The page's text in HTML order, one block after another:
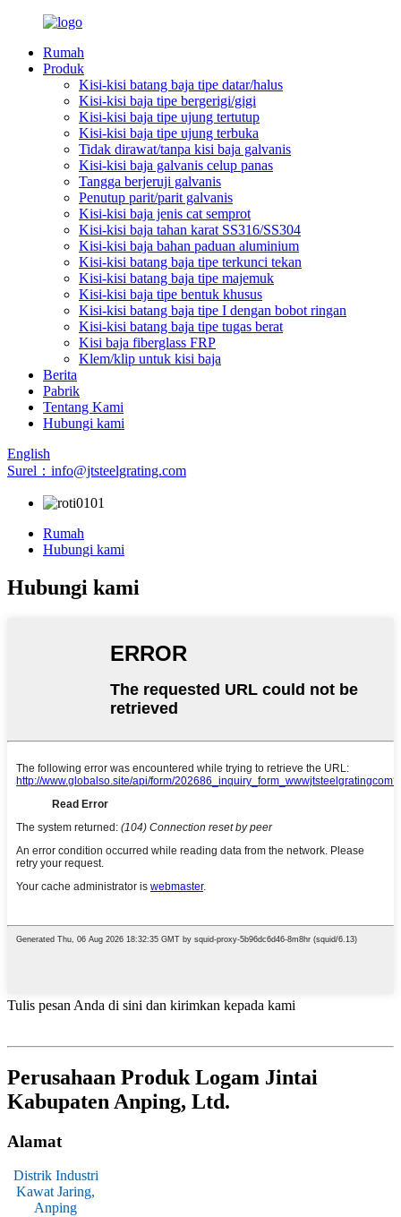
Rumah
Produk
Kisi-kisi batang baja tipe datar/halus
Kisi-kisi baja tipe bergerigi/gigi
Kisi-kisi baja tipe ujung tertutup
Kisi-kisi baja tipe ujung terbuka
Tidak dirawat/tanpa kisi baja galvanis
Kisi-kisi baja galvanis celup panas
Tangga berjeruji galvanis
Penutup parit/parit galvanis
Kisi-kisi baja jenis cat semprot
Kisi-kisi baja tahan karat SS316/SS304
Kisi-kisi baja bahan paduan aluminium
Kisi-kisi batang baja tipe terkunci tekan
Kisi-kisi batang baja tipe majemuk
Kisi-kisi baja tipe bentuk khusus
Kisi-kisi batang baja tipe I dengan bobot ringan
Kisi-kisi batang baja tipe tugas berat
Kisi baja fiberglass FRP
Klem/klip untuk kisi baja
Berita
Pabrik
Tentang Kami
Hubungi kami
English
Surel：info@jtsteelgrating.com
Rumah
Hubungi kami
Hubungi kami
Tulis pesan Anda di sini dan kirimkan kepada kami
Perusahaan Produk Logam Jintai
Kabupaten Anping, Ltd.
Alamat
Distrik Industri
Kawat Jaring,
Anping